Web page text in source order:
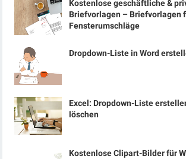
Kostenlose geschäftliche &
Briefvorlagen – Briefvorlagen
Fensterumschläge
Dropdown-Liste in Word
Excel: Dropdown-Liste
löschen
Kostenlose Clipart-Bilder für